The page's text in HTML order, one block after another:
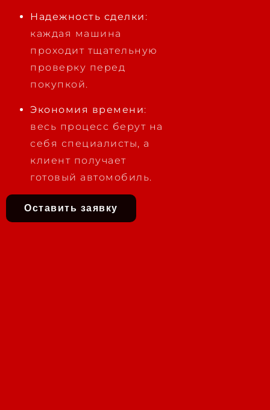
Надежность сделки :
каждая машина
проходит тщательную
проверку перед
покупкой.
Экономия времени:
весь процесс берут на
себя специалисты, а
клиент получает
готовый автомобиль.
Оставить заявку